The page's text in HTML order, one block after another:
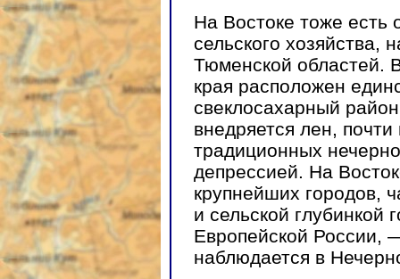
На Востоке тоже есть
сельского хозяйства,
Тюменской областей.
края расположен
свеклосахарный
внедряется лен,
традиционных
депрессией. На
крупнейших городов,
и сельской глубинкой
Европейской России,
наблюдается в